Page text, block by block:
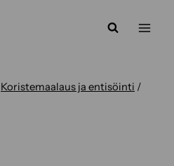
Koristemaalaus ja entisöinti /